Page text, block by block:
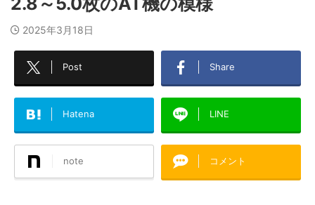
2025年3月18日
Post Share
Hatena LINE
note コメント